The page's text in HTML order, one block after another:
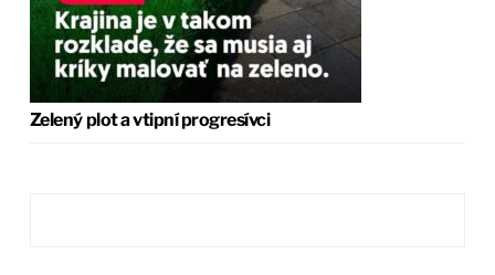
Zelený plot a vtipní progresívci